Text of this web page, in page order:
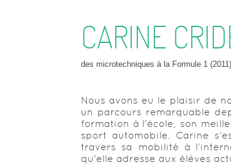
CARINE
des microtechniques à la Formule 1 (2011)
Nous avons eu le plaisir de
un parcours remarquable
formation à l'école, son
sport automobile. Carine
travers sa mobilité à
qu'elle adresse aux élèves